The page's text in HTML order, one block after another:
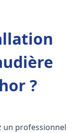
?
un professionnel